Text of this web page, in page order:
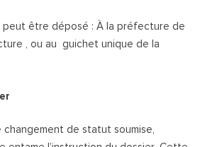
peut être déposé :À la préfecture de
, ou au guichet unique de la
de statut soumise,